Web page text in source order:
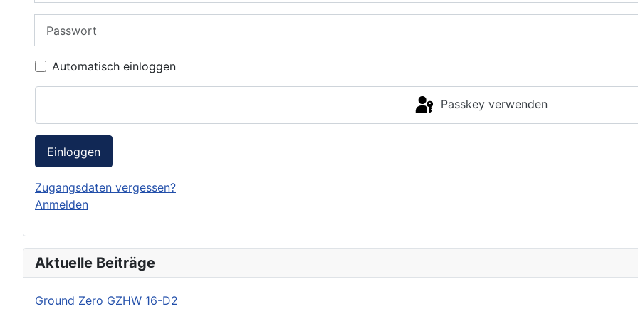
Automatisch einloggen
Passkey verwenden
Einloggen
Zugangsdaten vergessen?
Anmelden
Aktuelle Beiträge
Ground Zero GZHW 16-D2